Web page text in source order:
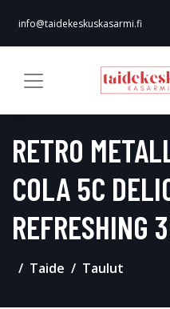
info@taidekeskuskasarmi.fi
RETRO
COLA 5C
REFRESHING
Taide Taulut